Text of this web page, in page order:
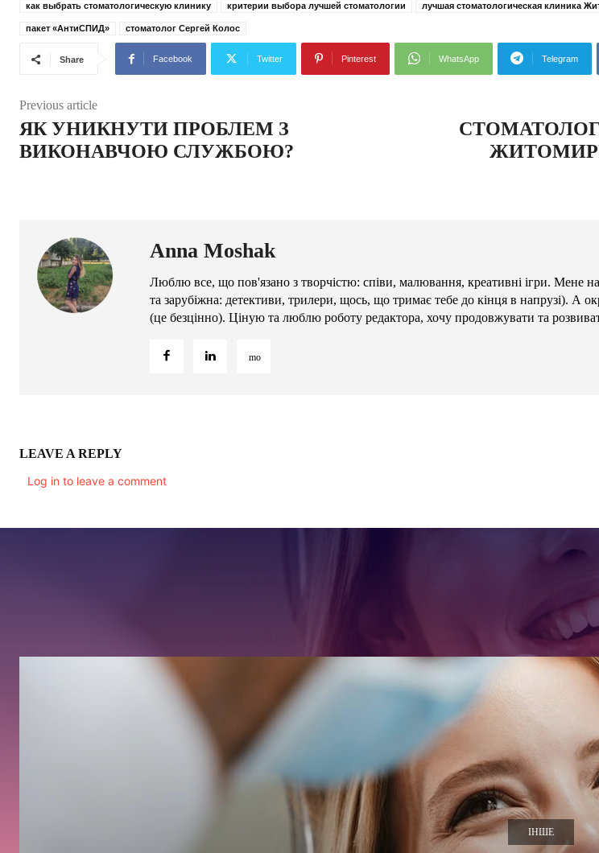
как выбрать стоматологическую клинику критерии выбора лучшей стоматологии лучшая стоматологическая клиника
пакет «АнтиСПИД» стоматолог Сергей Колос
Share Facebook Twitter Pinterest WhatsApp Telegram
Previous article
ЯК УНИКНУТИ ПРОБЛЕМ З
ВИКОНАВЧОЮ СЛУЖБОЮ?
Anna Moshak
Люблю все, що пов'язано з творчістю: співи, малювання, креативні ігри. Мене
та зарубіжна: детективи, трилери, щось, що тримає тебе до кінця в напрузі). А
(це безцінно). Ціную та люблю роботу редактора, хочу продовжувати та
LEAVE A REPLY
Log in to leave a comment